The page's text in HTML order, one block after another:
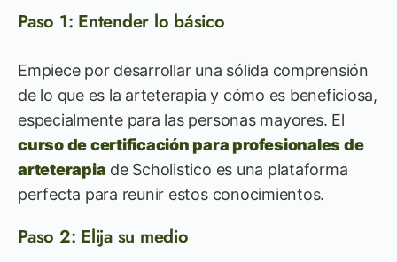
Paso 1: Entender lo básico
Empiece por desarrollar una sólida comprensión
de lo que es la arteterapia y cómo es beneficiosa,
especialmente para las personas mayores. El
curso de certificación para profesionales de
arteterapia de Scholistico es una plataforma
perfecta para reunir estos conocimientos.
Paso 2: Elija su medio